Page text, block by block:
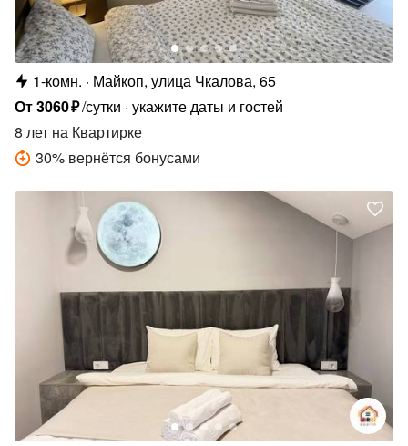
1-комн.
Майкоп, улица Чкалова, 65
От3060₽/сутки укажите даты и гостей
8 лет на Квартирке
30% вернётся бонусами